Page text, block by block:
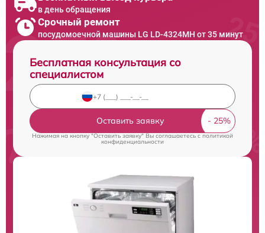
в день обращения
Срочный ремонт
посудомоечной машины LG LD-4324MH от 35 минут
Бесплатная консультация со
специалистом
Оставить заявку
Нажимая на кнопку "Оставить заявку" Вы соглашаетесь cполитикой
конфиденциальности